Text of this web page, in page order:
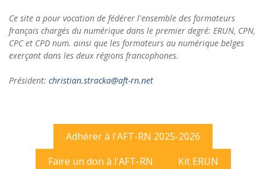
Ce site a pour vocation de fédérer l'ensemble des formateurs
français chargés du numérique dans le premier degré: ERUN, CPN,
CPC et CPD num. ainsi que les formateurs au numérique belges
exerçant dans les deux régions francophones.
Président: christian.stracka@aft-rn.net
Adhérer à l'AFT-RN 2025-2026
Faire un don à l'AFT-RN
Kit ERUN